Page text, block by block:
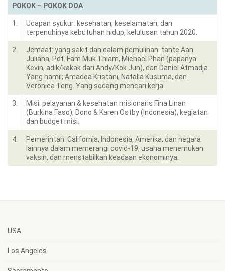
POKOK – POKOK DOA
1.
Ucapan syukur: kesehatan, keselamatan, dan
terpenuhinya kebutuhan hidup, kelulusan tahun 2020.
2.
Jemaat: yang sakit dan dalam pemulihan: tante Aan
Juliana, Pdt. Fam Muk Thiam, Michael Phan (papanya
Kevin, adik/kakak dari Andy/Kok Jun), dan Daniel Atmadja.
Yang hamil; Amadea Kristani, Natalia Kusuma, dan
Veronica Teng. Yang sedang mencari kerja.
3.
Misi: pelayanan & kesehatan misionaris Fina Linan
(Burkina Faso), Dono & Karen Ostby (Indonesia), kegiatan
dan budget misi.
4.
Pemerintah: California, Indonesia, Amerika, dan negara
lainnya dalam memerangi covid-19, usaha menemukan
vaksin, dan menstabilkan keadaan ekonominya.
USA
Los Angeles